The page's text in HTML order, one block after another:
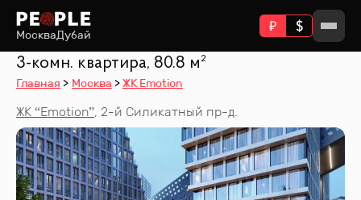
МоскваДубай
3-комн. квартира, 80.8 м²
Главная Москва ЖК Emotion
ЖК “Emotion”, 2-й Силикатный пр-д.